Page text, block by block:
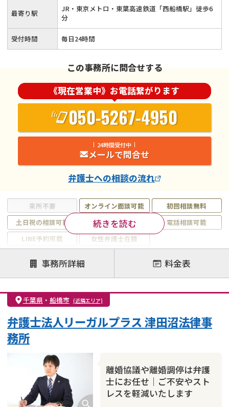
来所不要 オンライン面談可能
初回相談無料
土日祝の相談可能
19時以降電話可能
電話相談可能
LINE予約可能
女性弁護士在籍
注力案件
離婚前相談
離婚調停
離婚裁判
親権・面会交流権
DV
モラハラ
不貞・不倫慰謝料請求
国際離婚
財産分与
内縁の夫婦 熟年離婚
続きを読む
最寄り駅
JR・東京メトロ・東葉高速鉄道「西船橋駅」徒歩6
分
受付時間 毎日24時間
この事務所に問合せする
《現在営業中》お電話繋がります
050-5267-4950
24時間受付中
メールで問合せ
弁護士への相談の流れ
事務所詳細 料金表
千葉県 ・ 船橋市 (近隣エリア)
離婚協議や離婚調停は弁護
士にお任せ｜ご不安やスト
レスを軽減いたします
弁護士法人リーガルプラス 津田沼法律事
務所